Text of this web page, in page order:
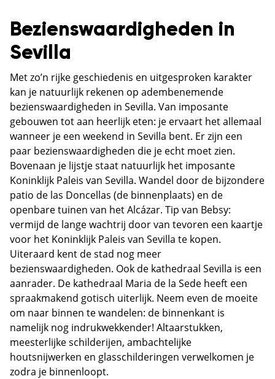
Bezienswaardigheden in
Sevilla
Met zo’n rijke geschiedenis en uitgesproken karakter
kan je natuurlijk rekenen op adembenemende
bezienswaardigheden in Sevilla. Van imposante
gebouwen tot aan heerlijk eten: je ervaart het allemaal
wanneer je een weekend in Sevilla bent. Er zijn een
paar bezienswaardigheden die je echt moet zien.
Bovenaan je lijstje staat natuurlijk het imposante
Koninklijk Paleis van Sevilla. Wandel door de bijzondere
patio de las Doncellas (de binnenplaats) en de
openbare tuinen van het Alcázar. Tip van Bebsy:
vermijd de lange wachtrij door van tevoren een kaartje
voor het Koninklijk Paleis van Sevilla te kopen.
Uiteraard kent de stad nog meer
bezienswaardigheden. Ook de kathedraal Sevilla is een
aanrader. De kathedraal Maria de la Sede heeft een
spraakmakend gotisch uiterlijk. Neem even de moeite
om naar binnen te wandelen: de binnenkant is
namelijk nog indrukwekkender! Altaarstukken,
meesterlijke schilderijen, ambachtelijke
houtsnijwerken en glasschilderingen verwelkomen je
zodra je binnenloopt.